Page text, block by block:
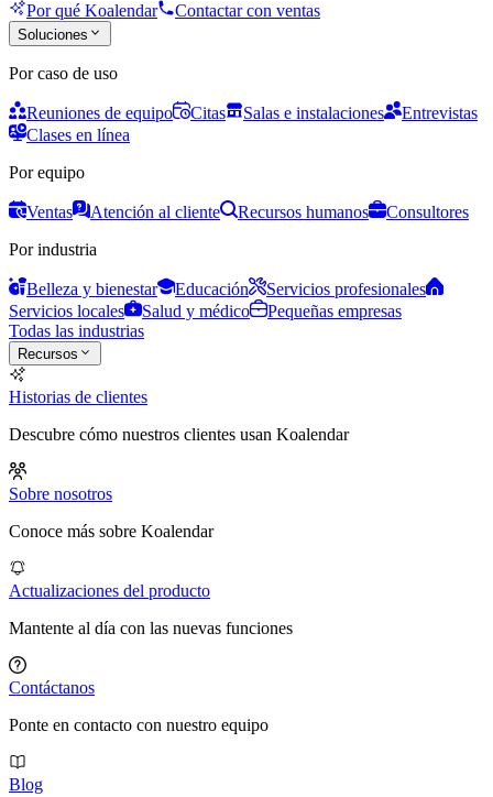
Por qué Koalendar Contactar con ventas
Soluciones
Por caso de uso
Reuniones de equipo Citas Salas e instalaciones
Entrevistas
Clases en línea
Por equipo
Ventas Atención al cliente Recursos humanos
Consultores
Por industria
Belleza y bienestar Educación
Servicios profesionales
Servicios locales
Salud y médico
Pequeñas empresas
Todas las industrias
Recursos
Historias de clientes
Descubre cómo nuestros clientes usan Koalendar
Sobre nosotros
Conoce más sobre Koalendar
Actualizaciones del producto
Mantente al día con las nuevas funciones
Contáctanos
Ponte en contacto con nuestro equipo
Blog